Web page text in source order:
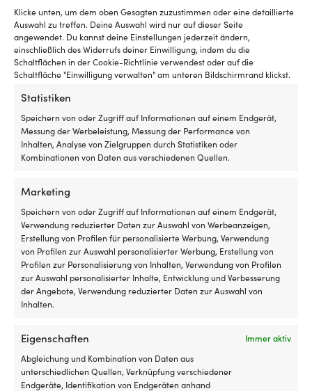
Klicke unten, um dem oben Gesagten zuzustimmen oder eine detaillierte
Auswahl zu treffen. Deine Auswahl wird nur auf dieser Seite
angewendet. Du kannst deine Einstellungen jederzeit ändern,
einschließlich des Widerrufs deiner Einwilligung, indem du die
Schaltflächen in der Cookie-Richtlinie verwendest oder auf die
Schaltfläche "Einwilligung verwalten" am unteren Bildschirmrand klickst.
Statistiken
Speichern von oder Zugriff auf Informationen auf einem Endgerät,
Messung der Werbeleistung, Messung der Performance von
Inhalten, Analyse von Zielgruppen durch Statistiken oder
Kombinationen von Daten aus verschiedenen Quellen.
Marketing
Speichern von oder Zugriff auf Informationen auf einem Endgerät,
Verwendung reduzierter Daten zur Auswahl von Werbeanzeigen,
Erstellung von Profilen für personalisierte Werbung, Verwendung
von Profilen zur Auswahl personalisierter Werbung, Erstellung von
Profilen zur Personalisierung von Inhalten, Verwendung von Profilen
zur Auswahl personalisierter Inhalte, Entwicklung und Verbesserung
der Angebote, Verwendung reduzierter Daten zur Auswahl von
Inhalten.
Eigenschaften
Immer aktiv
Abgleichung und Kombination von Daten aus
unterschiedlichen Quellen, Verknüpfung verschiedener
Endgeräte, Identifikation von Endgeräten anhand
99,99€
MwSt. inkl.
VERFÜGBAR BEI
NACHBESTELLUNG
18,30€
MwSt. inkl.
VERFÜGBAR BEI
NACHBESTELLUNG
Ölschlauch / Kraftstoffschlauch
/ Saugschlauch Hoses
Technology
CARBUPOMP/10NL, ISO R1307,
Gummi mit Verstärkung, 25 mm
37,62€
MwSt. inkl.
VERFÜGBAR BEI
NACHBESTELLUNG
Frischwasserschlauch /
Ölschlauch, PVC-Schlauch,
Food Quality, 19 mm (3/4″), 3
Meter, transparent